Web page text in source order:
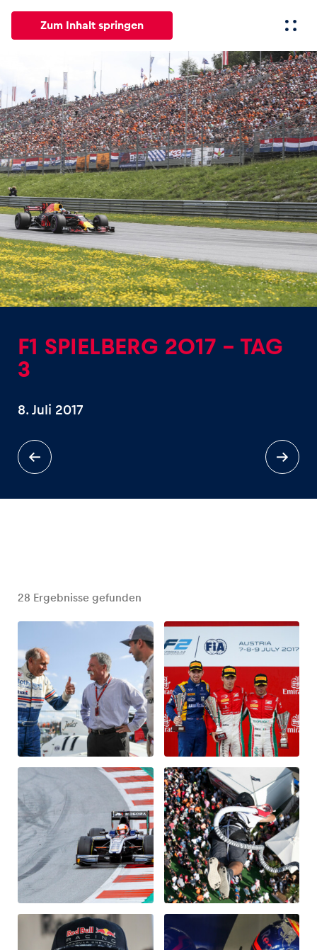
Zum Inhalt springen
Alle News Events Erlebnisse Seiten
News
Alle anzeigen
Events
Alle anzeigen
Alle anzeigen
Fahrzeug
Alle anzeigen
Business
Alle anzeigen
F1 SPIELBERG 2017 - TAG
3
8. Juli 2017
28 Ergebnisse gefunden